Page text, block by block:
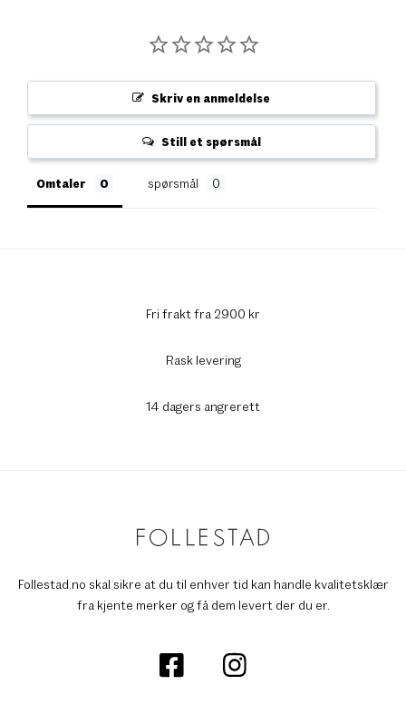
Skriv en anmeldelse
Still et spørsmål
Omtaler spørsmål
Fri frakt fra 2900 kr
Rask levering
14 dagers angrerett
Follestad.no skal sikre at du til enhver tid kan handle kvalitetsklær
fra kjente merker og få dem levert der du er.